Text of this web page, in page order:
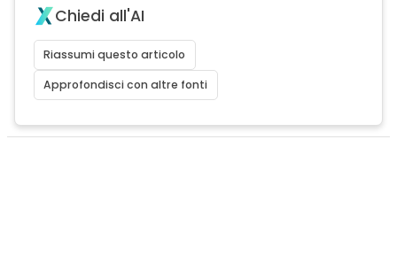
Chiedi all'AI
Riassumi questo articolo
Approfondisci con altre fonti